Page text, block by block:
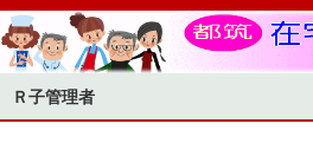
Ｒ子管理者